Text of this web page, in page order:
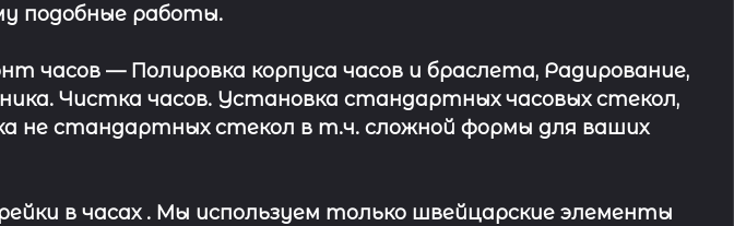
подобные работы.
часов— Полировка корпуса часов и браслета, Радирование,
Чистка часов. Установка стандартных часовых стекол,
не стандартных стекол в т.ч. сложной формы для ваших
в часах . Мы используем только швейцарские элементы